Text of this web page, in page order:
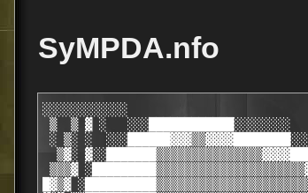
SyMPDA.nfo
░░░░░░░░░░░░                                                     
 ▒  ▒ ▓ ░   ░░░████████████░░░░░░░░                                             
 ░ ▒░ ░  ░░░██████▓▓▓▒▒▓▓▓▓████████░░░░░░                                       
  ▒▓░ ▓░░███████▒▒▒▒▒▒▒▒▒▒▒▒▒▒▒▓▓▓▓██████░░░░                                   
 ▒▒▒▓ ░█████████▒▒▒▒▒▒▒▒▒▒▒▒▒▒▒▒▒▒▒▒▒▓▓▓▓▓███░░░                                
█▓▒▓ ░██████████▒▒▒▒▒▒▒▒▒▒▒▒▒▒▒▒▒▒▒▒▒▒▒▒▒▒▒▓▓███▓░                              
▓▒▓ ▒▒██████████▒▒▒▒▒▒▒▒▒▒▒▒▒▒▒▒▒▒▒▒▒▒▒▒▒▒▒▒▒▒▒▓███░░                           
█▓█░ ███████████░▒▒▒▒▒▒▒▒▒▒▒▒▒▒▒▒▒▒▒▒▒▒▒▒▒▒▒▒▒▒▒▒▒▓██▓                          
██░ ░███████████░▒▒▒▒▒▒▒▒▒▒▒▒▒▒▒▒▒▒▒▒▒▒▒▒▒▒▒▒▒▒▒▒▒▒▒▒█▓                         
██▓░████████████░▒▒▒▒▒▒▒▒▒▒▒▒▒▒▒▒▒▒▒▒▒▒▒▒▒▒▒▒▒▒▒▒▒▒▒▒▒█▓                        
██▓░████████████▓▒████████████████▒▒▒▒▒▒▒▒▒▒▒▒▒▒▒▒▒▒▒▒▒█▓                       
██░░████████████▒▒███████████████████████░▒▒▒▒▒▒▒▒▒▒▒▒▒▒█▓                      
██░░█████████████▒█▓▓▓▓████████████████████████▒▒▒▒▒▒▒▒▒▒█▓                     
██░░█████████████▓█▓░░░░░░░░░░░▓█████████████████▒▒▒▒▒▒▒▒▒█▓                    
██▒░█████████████▓▒█▓░░░░░░░░░░░░░░░░░░░░▒▒████████████▒▒▒█▓                    
██▒░█████████████▓░█▓░░░░░░░░░░░░░░░░░░░░░░░░░░░░░░░███▓▒▒▒█▓                   
██▒░█████████████▓░█▓░░░░░░░░░░░░░░░░░░░░░░░░░░░░░░░░░██▓▒▒█▓                   
███░█████████████▓▒█▓░░░░░░░░░░░░░░░░░░░░░░░░░░░░░░░░░███▒▒▒█▓                  
███░██████████████▒█▓░░░░░░░░░░░░░░░░░░░░░░░░░░░░░░░░░░██▓▒▒█▓                  
███░██████████████▒██▓░░░░░░░░░░░░░░░░░░░░░░░░░░░░░░░░░██▓▒▒▒█▓                 
███░██████████████▓▒█▓░░░░░░░░░░░░░░░░░░░░░░░░░░░░░░░░░▓██▒▒▒█▓                 
███░██████████████▓▒█▓░░░░░░░░░░░░░░░░░░░░░░░░░░░░░░░░░░██▓▒▒█▓                 
███░██████████████▓▒█▓░░░░░░░░░░░░░░░░░░░░░░░░░░░░░░░░░░██▓▒▒▒█▓                
███░███████████████▒██▓░░░░░░░░░░░░░░░░░░░░░░░░░░░░░░░░░░██▓▒▒█▓                
███░███████████████▓▒█▓░░░░░░░░░░░░░░░░░░░░░░░░░░░░░░░░░░██▓▒▒▒█▓               
███░███████████████▓▒█▓░░░░░░░░░░░░░░░░░░░░░░░░░░░░░░░░░░███▒▒▒█▓               
███▒▓██████████████▓▒█▓░░░░░░░░░░░░░░░░░░░░░░░░░░░░░░░░░░░██▓▒▒█▓               
███▒░███████████████▒██░░░░░░░░░░░░░░░░░░░░░░░░░░░░░░░░░░░██▓▒▒▒█▓              
███▓░███████████████▒░█▓░░░░░░░░░░░░░░░░░░░░░░░░░░░░░░░░░░███▒▒▒█▓              
███▓░███████████████▓░█▓░░░░░░░░░░░░░░░░░░░░░░░░░░░░░░░░░░░██▓▒▒▒█▓             
███▓░████████████████▒█▓▒░░░░░░░░░░░░░░░░░░░░░░░░░░░░░░░░░░██▓▒▒▒█▓             
███▓░████████████████▒▒█▓░░░░░░░░░░░░░░░░░░░░░░░░░░░░░░░░░░██▓▒▒▒█▓             
███▓▒░███████████████▓▒█▓▒░░░░░░░░░░░░░░░░░░░░░░░░░░░░░░░░░██▓▒▒▒██▓            
████▓░████████████████▒█▓▒▒░░░░░░░░░░░░░░░░░░░░░░░░░░░░░░░░░█▓▒▒▒██▓            
████▓░████████████████▓░█▓▒░░░░░░░░░░░░░░░░░░░░░░░░░░░░░░░░░██▒▒▒██▓            
████▓░████████████████▓░████▒░░░░░░░░░░░░░░░░░░░░░░░░░░░░░░░▓█▓▒▒██▓            
████▓░█████████████████▓▒████████████████▓▓▒░░░░░░░░░░░░░░░░░█▓▒░███▓           
████▓░██████████████████▓███████████████████████████████▒▒▒▒▒█▓▒▒███▓           
█████▒░█████████████████▓▓▓▓▓███████████████████████████████▓█▓▒████▓           
█████▓░██████████████████▓▒▒▒▒▓▓▓▓▓███████████████████████████▓▒█████▓          
█████▓░██████████████████▓▒▒▒▒▒▒▒▒▒▒▒▓▓▓▓▓▓▓▓▓▓▓▓▓▓▓▓▓▓▓▓▓▓▓▓▓▓▒█████▓          
██████▒░██████████████████▓▒▒▒▒▒▒▒▒▒▒▒▒▒▒▒▒▒▒▒▒▒▒▒▒▒▒▒▒▒▒▒▒▒▒▒░▒█████▓          
██████▒░██████████████████▓░░░▒▒▒▒▒▒▒▒▒▒▒▒▒▒▒▒▒▒▒▒▒▒▒▒▒▒▒▒▒▒▒▒▒▒█████▓          
██████▓▒░█████████████████████▓░░░░░░░▒▒▒▒▒▒▒░░░▒▒▒▒▒▒▒▒▒░░░░░░░██████▓         
███████▓░███████████████████░░████████▓▒▒▒▒░░███▓▒▒▒▒▒▒▒░███████░█████▓         
███████▓░███████████████████░░░░░░░░░░█▓▒▒░███████▓▒▒▒▒░█░░░░░░░░█████▓         
███████▓░███████████████████░░░░▒▒▒▒░░█▓▒▒░███████▓▒▒▒░█░░░▒▒▒░░░█████▓         
███████▓▓░█████████████████████░░░░░░░░█▓▒░███████▓▒▒▓█░░▒▒▒░░░░░█████▓         
████████▓░███████████████████░██▓▓████▓█▓▒▒░█████▓▒▒▒▓█░░░░░░░████████▓         
████████▓░███████████████████░░░░░░░░░░░█▓▒▒▓▓▓▓▓▒▒▒▒▓█▓██████░░░█████▓         
████████▓▒░███████████████████░░░░▒▒▒▒░░█▓▒▒▒▒▒▒▒▒▒▒▒▓█░░░░░░▒░░░██████▓        
█████████▓░█████████████████████░░░░░░░░░█▓▒▒▒▒▒▒▒▒▒▒▓▓░░░▒▒▒▒░░░██████▓        
█████████▓▒░███████████████████▓███▓██▓░░█▓▓▓▓▓▓▓▓▓▓▓▓█░░░░░░░█▓███████▓ ▒   ▓  
██████████▓░███████████████████░░░░░░░▓████████████████▓█▓████░░░██████▓   ░    
██████████▓░████████████████████░░░▒▒▒░░░█░░░░░░░░░░░░▓▓░░░░░░░░░██████▓ ░ ░  ░ 
██████████▓▒░████████████████████░░░░░▒▒░░█░░░░▒▒▒░▒░░▒█░░░▒▒▒░░░██████▓  ░  ░ ▒
███████████▓░███████████████████▒████░░░░░█░░░░░▒░▒▒░░░█░░░░░░█████████▓  ░▓ ▒  
███████████▓▒░███████████████████░░░░████▓███░░░░░░░░░░█░█████░░░██████▓ ░▒ ░ ░▒
████████████▓░███████████████████░░░░░░░░░░█░████████████░░░░░▒░░██████▓ ░  █▒▓ 
████████████▓▒░███████████████████░░░▒▒▒░░░█░░░░░░░░░░░█░░░▒▒▒░░░██████▓░▒█░█░ ▄
█████████████▓░█████████████████████░░░░▒▒░░█░░░▒▒▒▒▒░░█░░▒░░░░████████▓░█▒░██░█
█████████████▓▒░██████████████████▒▒███░░░░░█░░░░░░░░░░█░░░░███░░██████▓░█▓▒▒███
██████████████▓░███████████████████▓░░░███▓▓██▓█████████████░░░░░██████▓░██▓▓███
██████████████▓▒░███████████████████░░░░░░░░░█░░░░░░░░░█░░░░▒▒░░░██████▓░██▓████
███████████████▓░████████████████████░░░░▒▒░░█░░▒▒▒▒▒▒░█░░▒▒░░█████████▓░███████
███████████████▓▒░██████████████████████░░░░░█░░░▒▒▒▒░░█░░░░░█████████▒▒░███████